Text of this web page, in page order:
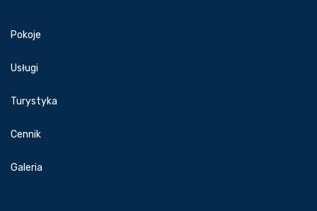
Pokoje
Usługi
Turystyka
Cennik
Galeria